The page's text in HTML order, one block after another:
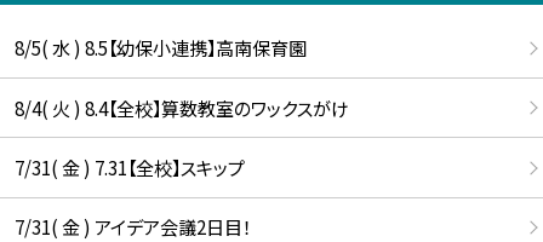
8/5( 水 ) 8.5【幼保小連携】高南保育園
8/4( 火 ) 8.4【全校】算数教室のワックスがけ
7/31( 金 ) 7.31【全校】スキップ
7/31( 金 ) アイデア会議2日目！